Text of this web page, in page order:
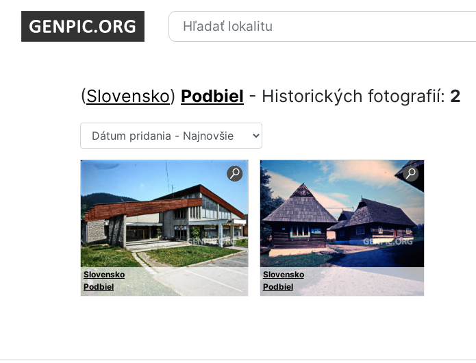
(Slovensko) Podbiel - Historických fotografií: 2
Slovensko
Podbiel
Slovensko
Podbiel